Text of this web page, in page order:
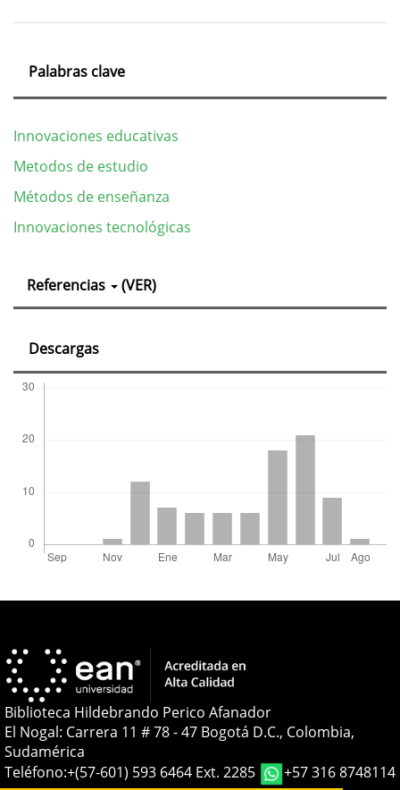
Palabras clave
Innovaciones educativas
Metodos de estudio
Métodos de enseñanza
Innovaciones tecnológicas
Detalles
del
artículo
Referencias (VER)
Descargas
Biblioteca Hildebrando Perico Afanador
El Nogal: Carrera 11 # 78 - 47 Bogotá D.C., Colombia,
Sudamérica
Teléfono:+(57-601) 593 6464 Ext. 2285
+57 316 8748114